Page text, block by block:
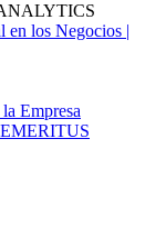
en los Negocios |
Empresa
EMERITUS